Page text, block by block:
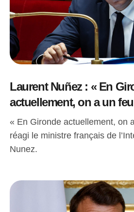
Laurent Nuñez : « En
actuellement, on a un
« En Gironde actuellement, on
réagi le ministre français de
Nunez.